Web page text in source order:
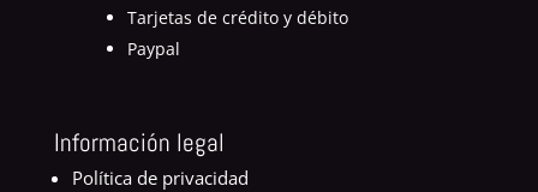
Tarjetas de crédito y débito
Paypal
Información legal
Política de privacidad